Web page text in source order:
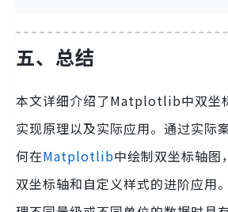
五、总结
本文详细介绍了Matplotlib中双坐
实现原理以及实际应用。通过实际
何在Matplotlib中绘制双坐标轴图
双坐标轴和自定义样式的进阶应用